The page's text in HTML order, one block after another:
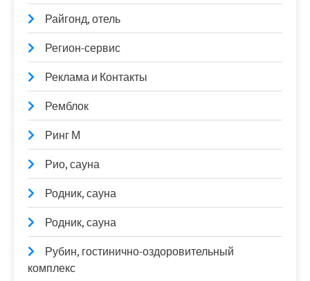
Райгонд, отель
Регион-сервис
Реклама и Контакты
Ремблок
Ринг М
Рио, сауна
Родник, сауна
Родник, сауна
Рубин, гостинично-оздоровительный
комплекс